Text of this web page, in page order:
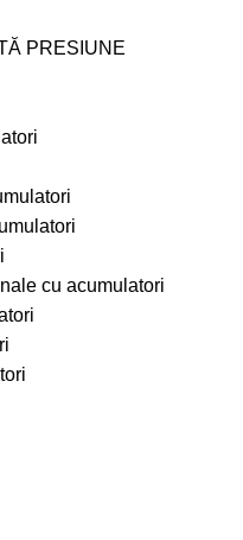
PRESIUNE
cu acumulatori